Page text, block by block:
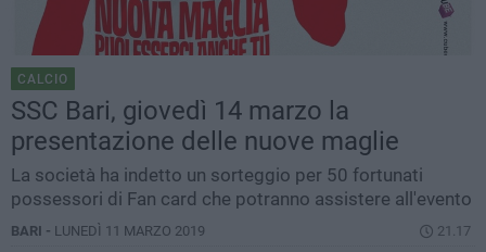
CALCIO
SSC Bari, giovedì 14 marzo la
presentazione delle nuove maglie
La società ha indetto un sorteggio per 50 fortunati
possessori di Fan card che potranno assistere all'evento
BARI - LUNEDÌ 11 MARZO 2019 21.17